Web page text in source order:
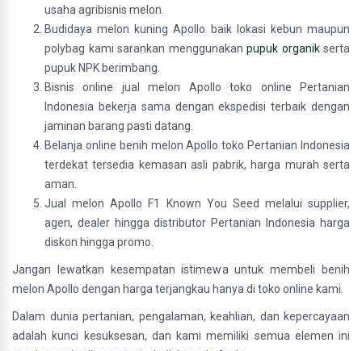
usaha agribisnis melon.
Budidaya melon kuning Apollo baik lokasi kebun maupun
polybag kami sarankan menggunakan pupuk organikserta
pupuk NPK berimbang.
Bisnis online jual melon Apollo toko online Pertanian
Indonesia bekerja sama dengan ekspedisi terbaik dengan
jaminan barang pasti datang.
Belanja online benih melon Apollo toko Pertanian Indonesia
terdekat tersedia kemasan asli pabrik, harga murah serta
aman.
Jual melon Apollo F1 Known You Seed melalui supplier,
agen, dealer hingga distributor Pertanian Indonesia harga
diskon hingga promo.
Jangan lewatkan kesempatan istimewa untuk membeli benih
melon Apollo dengan harga terjangkau hanya di toko online kami.
Dalam dunia pertanian, pengalaman, keahlian, dan kepercayaan
adalah kunci kesuksesan, dan kami memiliki semua elemen ini